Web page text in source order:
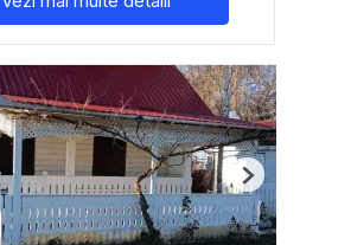
Next